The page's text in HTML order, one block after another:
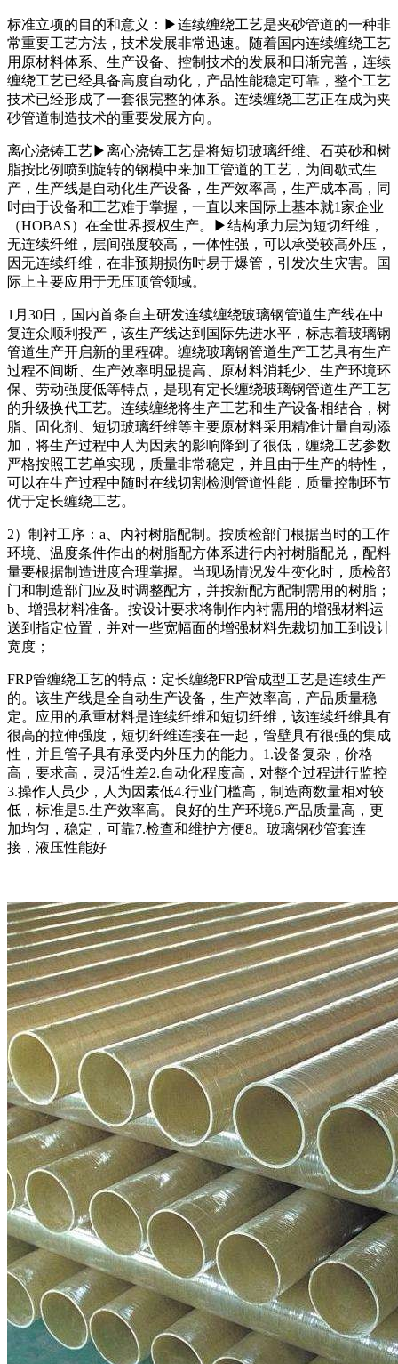
标准立项的目的和意义：▶连续缠绕工艺是夹砂管道的一种非
常重要工艺方法，技术发展非常迅速。随着国内连续缠绕工艺
用原材料体系、生产设备、控制技术的发展和日渐完善，连续
缠绕工艺已经具备高度自动化，产品性能稳定可靠，整个工艺
技术已经形成了一套很完整的体系。连续缠绕工艺正在成为夹
砂管道制造技术的重要发展方向。
离心浇铸工艺▶离心浇铸工艺是将短切玻璃纤维、石英砂和树
脂按比例喷到旋转的钢模中来加工管道的工艺，为间歇式生
产，生产线是自动化生产设备，生产效率高，生产成本高，同
时由于设备和工艺难于掌握，一直以来国际上基本就1家企业
（HOBAS）在全世界授权生产。▶结构承力层为短切纤维，
无连续纤维，层间强度较高，一体性强，可以承受较高外压，
因无连续纤维，在非预期损伤时易于爆管，引发次生灾害。国
际上主要应用于无压顶管领域。
1月30日，国内首条自主研发连续缠绕玻璃钢管道生产线在中
复连众顺利投产，该生产线达到国际先进水平，标志着玻璃钢
管道生产开启新的里程碑。缠绕玻璃钢管道生产工艺具有生产
过程不间断、生产效率明显提高、原材料消耗少、生产环境环
保、劳动强度低等特点，是现有定长缠绕玻璃钢管道生产工艺
的升级换代工艺。连续缠绕将生产工艺和生产设备相结合，树
脂、固化剂、短切玻璃纤维等主要原材料采用精准计量自动添
加，将生产过程中人为因素的影响降到了很低，缠绕工艺参数
严格按照工艺单实现，质量非常稳定，并且由于生产的特性，
可以在生产过程中随时在线切割检测管道性能，质量控制环节
优于定长缠绕工艺。
2）制衬工序：a、内衬树脂配制。按质检部门根据当时的工作
环境、温度条件作出的树脂配方体系进行内衬树脂配兑，配料
量要根据制造进度合理掌握。当现场情况发生变化时，质检部
门和制造部门应及时调整配方，并按新配方配制需用的树脂；
b、增强材料准备。按设计要求将制作内衬需用的增强材料运
送到指定位置，并对一些宽幅面的增强材料先裁切加工到设计
宽度；
FRP管缠绕工艺的特点：定长缠绕FRP管成型工艺是连续生产
的。该生产线是全自动生产设备，生产效率高，产品质量稳
定。应用的承重材料是连续纤维和短切纤维，该连续纤维具有
很高的拉伸强度，短切纤维连接在一起，管壁具有很强的集成
性，并且管子具有承受内外压力的能力。1.设备复杂，价格
高，要求高，灵活性差2.自动化程度高，对整个过程进行监控
3.操作人员少，人为因素低4.行业门槛高，制造商数量相对较
低，标准是5.生产效率高。良好的生产环境6.产品质量高，更
加均匀，稳定，可靠7.检查和维护方便8。玻璃钢砂管套连
接，液压性能好